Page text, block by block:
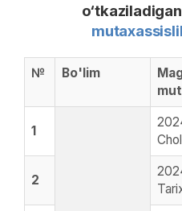
o‘tkaziladigan
№ Bo'lim
1
2